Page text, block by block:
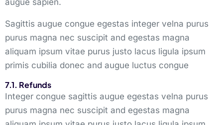
augue sapien.
Sagittis augue congue egestas integer velna purus
purus magna nec suscipit and egestas magna
aliquam ipsum vitae purus justo lacus ligula ipsum
primis cubilia donec and augue luctus congue
7.1. Refunds
Integer congue sagittis augue egestas velna purus
purus magna nec suscipit and egestas magna